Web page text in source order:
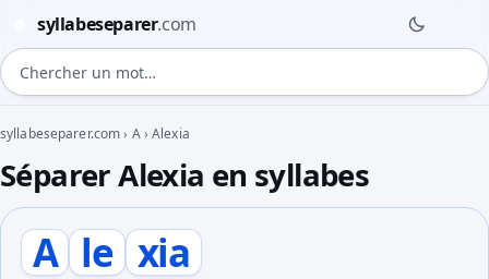
syllabeseparer.com
Chercher un mot
syllabeseparer.com› A›Alexia
Séparer Alexia en syllabes
A le xia